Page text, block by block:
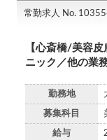
常勤求人 No.
【心斎橋/美容
ニック／他の業
勤務地
募集科目
給与